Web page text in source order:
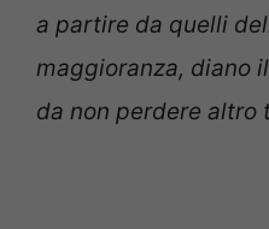
a partire da quelli
maggioranza, diano
da non perdere altro